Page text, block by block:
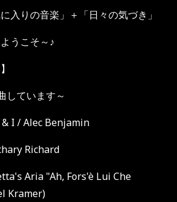
入りの音楽」＋「日々の気づき」
うこそ～♪
しています～
I / Alec Benjamin
Richard
Aria "Ah, Fors'è Lui Che
Kramer)